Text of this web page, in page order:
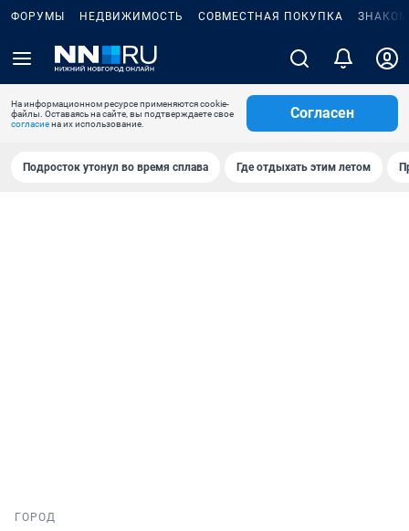
ФОРУМЫ НЕДВИЖИМОСТЬ СОВМЕСТНАЯ ПОКУПКА
На информационном ресурсе применяются cookie-
файлы. Оставаясь на сайте, вы подтверждаете свое
согласиена их использование.
Согласен
Подросток утонул во время сплава Где отдыхать этим летом
ГОРОД